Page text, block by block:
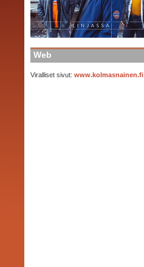
Web
Viralliset sivut: www.kolmasnainen.fi